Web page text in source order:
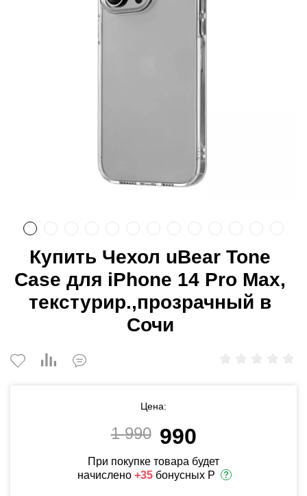
Купить Чехол uBear Tone
Case для iPhone 14 Pro Max,
текстурир.,прозрачный в
Сочи
Цена:
1 990 990
При покупке товара будет
начислено +35бонусных Р